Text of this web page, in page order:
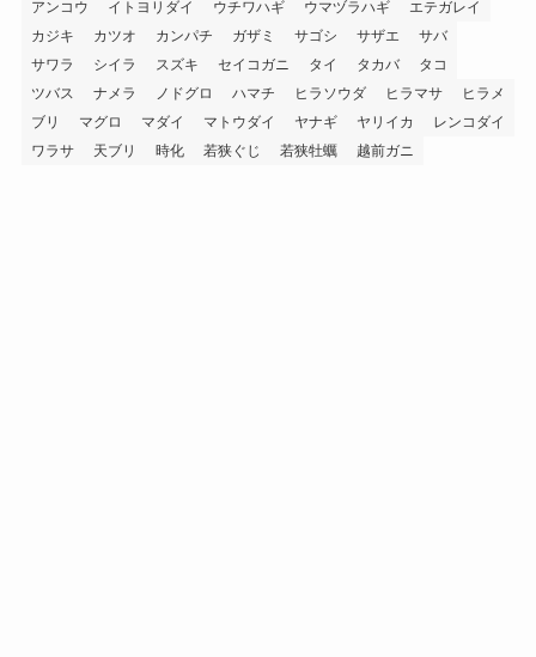
アンコウ イトヨリダイ ウチワハギ ウマヅラハギ
エテガレイ
カジキ
カツオ カンパチ ガザミ サゴシ サザエ
サバ
サワラ
シイラ スズキ セイコガニ タイ タカバ
タコ
ツバス
ナメラ ノドグロ ハマチ ヒラソウダ ヒラマサ
ヒラメ
ブリ
マグロ マダイ マトウダイ ヤナギ ヤリイカ
レンコダイ
ワラサ
天ブリ 時化 若狭ぐじ 若狭牡蠣 越前ガニ